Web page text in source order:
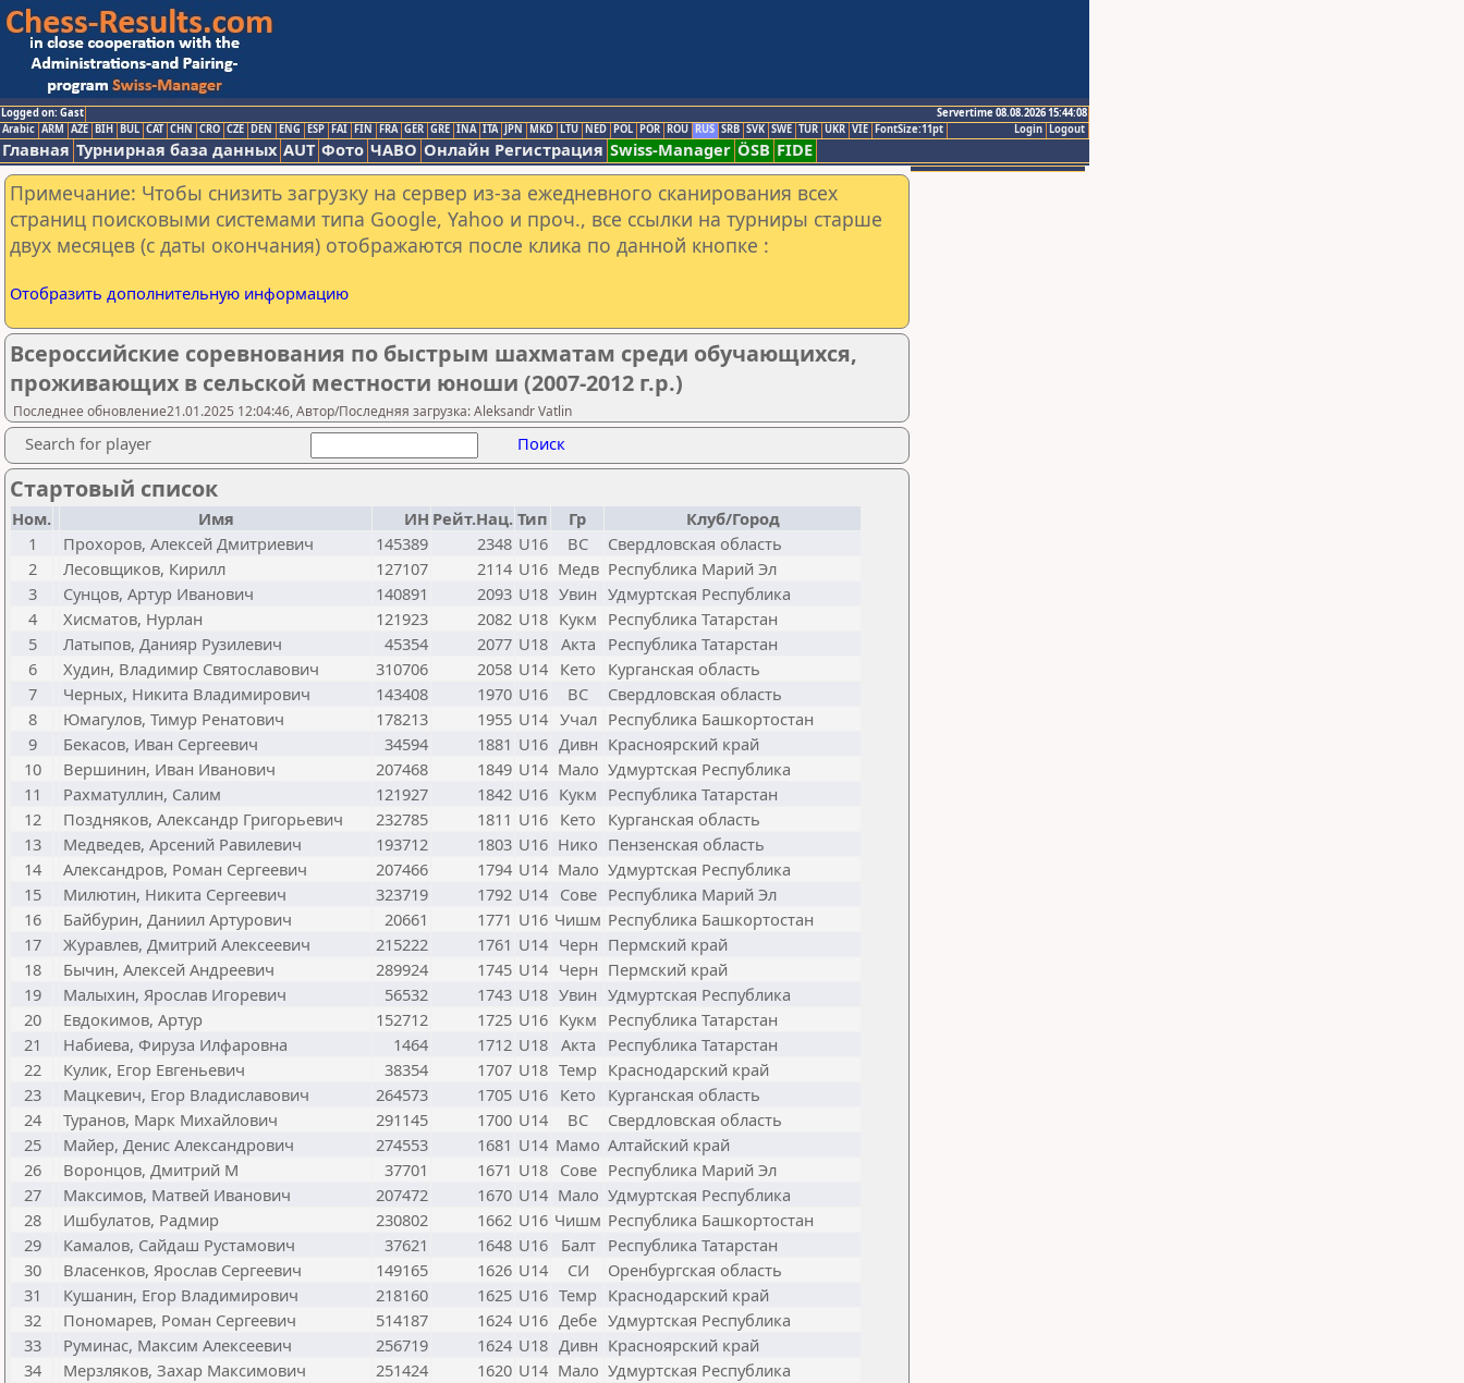
Logged on: Gast
Servertime 08.08.2026 15:44:08
Logout
Login
Arabic ARM AZE BIH BUL CAT CHN CRO CZE DEN ENG ESP FAI FIN FRA GER GRE INA ITA JPN MKD LTU NED POL POR ROU RUS SRB SVK SWE TUR UKR VIE FontSize:11pt
Главная Турнирная база данных AUT Фото ЧАВО Онлайн Регистрация Swiss-Manager ÖSB FIDE
Примечание: Чтобы снизить загрузку на сервер из-за ежедневного сканирования всех
страниц поисковыми системами типа Google, Yahoo и проч., все ссылки на турниры старше
двух месяцев (с даты окончания) отображаются после клика по данной кнопке :
Отобразить дополнительную информацию
Всероссийские соревнования по быстрым шахматам среди обучающихся,
проживающих в сельской местности юноши (2007-2012 г.р.)
Последнее обновление21.01.2025 12:04:46, Автор/Последняя загрузка: Aleksandr Vatlin
Search for player Поиск
Стартовый список
Ном. Имя ИН Рейт.Нац. Тип Гр
Клуб/Город
1
Прохоров, Алексей Дмитриевич 145389 2348 U16 ВС
Свердловская область
2
Лесовщиков, Кирилл 127107 2114 U16 Медв Республика Марий Эл
3
Сунцов, Артур Иванович 140891 2093 U18 Увин Удмуртская Республика
4
Хисматов, Нурлан 121923 2082 U18 Кукм Республика Татарстан
5
Латыпов, Данияр Рузилевич 45354 2077 U18 Акта
Республика Татарстан
6
Худин, Владимир Святославович 310706 2058 U14 Кето
Курганская область
7
Черных, Никита Владимирович 143408 1970 U16 ВС
Свердловская область
8
Юмагулов, Тимур Ренатович 178213 1955 U14 Учал Республика Башкортостан
9
Бекасов, Иван Сергеевич 34594 1881 U16 Дивн Красноярский край
10
Вершинин, Иван Иванович 207468 1849 U14 Мало Удмуртская Республика
11
Рахматуллин, Салим 121927 1842 U16 Кукм Республика Татарстан
12
Поздняков, Александр Григорьевич 232785 1811 U16 Кето
Курганская область
13
Медведев, Арсений Равилевич 193712 1803 U16 Нико Пензенская область
14
Александров, Роман Сергеевич 207466 1794 U14 Мало Удмуртская Республика
15
Милютин, Никита Сергеевич 323719 1792 U14 Сове Республика Марий Эл
16
Байбурин, Даниил Артурович 20661 1771 U16 Чишм Республика Башкортостан
17
Журавлев, Дмитрий Алексеевич 215222 1761 U14 Черн Пермский край
18
Бычин, Алексей Андреевич 289924 1745 U14 Черн Пермский край
19
Малыхин, Ярослав Игоревич 56532 1743 U18 Увин Удмуртская Республика
20
Евдокимов, Артур 152712 1725 U16 Кукм Республика Татарстан
21
Набиева, Фируза Илфаровна 1464 1712 U18 Акта
Республика Татарстан
22
Кулик, Егор Евгеньевич 38354 1707 U18 Темр Краснодарский край
23
Мацкевич, Егор Владиславович 264573 1705 U16 Кето
Курганская область
24
Туранов, Марк Михайлович 291145 1700 U14 ВС
Свердловская область
25
Майер, Денис Александрович 274553 1681 U14 Мамо Алтайский край
26
Воронцов, Дмитрий М 37701 1671 U18 Сове Республика Марий Эл
27
Максимов, Матвей Иванович 207472 1670 U14 Мало Удмуртская Республика
28
Ишбулатов, Радмир 230802 1662 U16 Чишм Республика Башкортостан
29
Камалов, Сайдаш Рустамович 37621 1648 U16 Балт
Республика Татарстан
30
Власенков, Ярослав Сергеевич 149165 1626 U14 СИ
Оренбургская область
31
Кушанин, Егор Владимирович 218160 1625 U16 Темр Краснодарский край
32
Пономарев, Роман Сергеевич 514187 1624 U16 Дебе Удмуртская Республика
33
Руминас, Максим Алексеевич 256719 1624 U18 Дивн Красноярский край
34
Мерзляков, Захар Максимович 251424 1620 U14 Мало Удмуртская Республика